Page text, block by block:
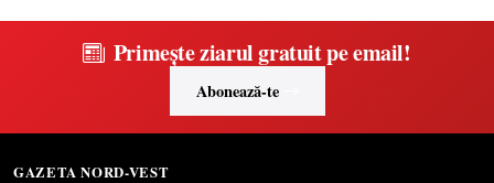
Primește ziarul gratuit pe email!
Abonează-te
GAZETA NORD-VEST